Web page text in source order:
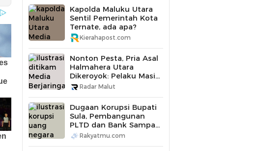
Kapolda Maluku Utara
Sentil Pemerintah Kota
Ternate, ada apa?
Kierahapost.com
Nonton Pesta, Pria Asal
Halmahera Utara
Dikeroyok: Pelaku Masih
Buron
Radar Malut
Dugaan Korupsi Bupati
Sula, Pembangunan
PLTD dan Bank Sampah
Diperiksa
Rakyatmu.com